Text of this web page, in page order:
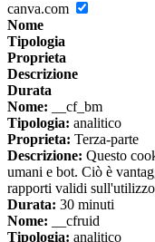
canva.com
Nome
Tipologia
Proprieta
Descrizione
Durata
Nome: __cf_bm
Tipologia: analitico
Proprieta: Terza-parte
Descrizione: Questo
umani e bot. Ciò è
rapporti validi
Durata: 30 minuti
Nome: __cfruid
Tipologia: analitico